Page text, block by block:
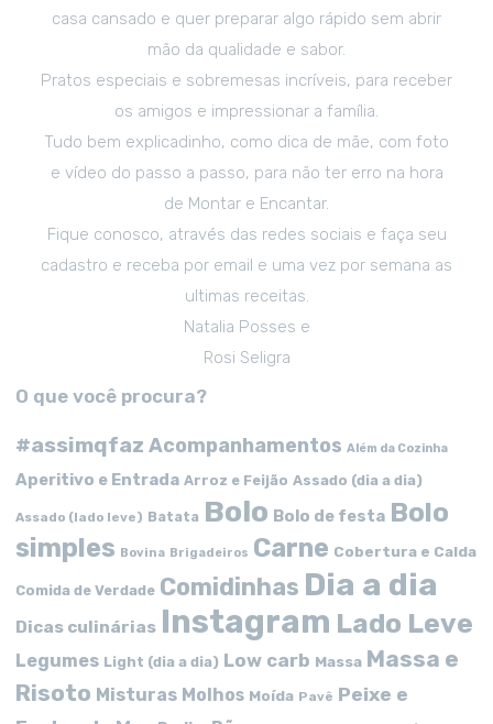
casa cansado e quer preparar algo rápido sem abrir
mão da qualidade e sabor.
Pratos especiais e sobremesas incríveis, para receber
os amigos e impressionar a família.
Tudo bem explicadinho, como dica de mãe, com foto
e vídeo do passo a passo, para não ter erro na hora
de Montar e Encantar.
Fique conosco, através das redes sociais e faça seu
cadastro e receba por email e uma vez por semana as
ultimas receitas.
Natalia Posses e
Rosi Seligra
O que você procura?
#assimqfaz Acompanhamentos Além da Cozinha
Aperitivo e Entrada Arroz e Feijão Assado (dia a dia)
Assado (lado leve) Batata Bolo Bolo de festa Bolo
simples
Bovina Brigadeiros Carne Cobertura e Calda
Comida de Verdade Comidinhas Dia a dia
Dicas culinárias Instagram Lado Leve
Legumes Light (dia a dia) Low carb Massa Massa e
Risoto Misturas Molhos Moída Pavê Peixe e